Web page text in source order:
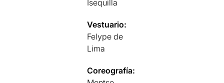
Isequilla
Vestuario:
Felype de
Lima
Coreografía: